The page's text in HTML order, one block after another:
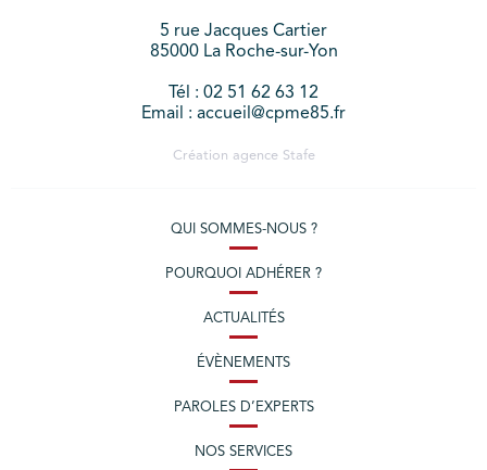
5 rue Jacques Cartier
85000 La Roche-sur-Yon
Tél : 02 51 62 63 12
Email : accueil@cpme85.fr
Création agence Stafe
QUI SOMMES-NOUS ?
POURQUOI ADHÉRER ?
ACTUALITÉS
ÉVÈNEMENTS
PAROLES D’EXPERTS
NOS SERVICES